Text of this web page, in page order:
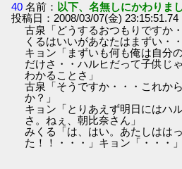
40 名前： 以下、名無しにかわりま
投稿日：2008/03/07(金)
古泉「どうするおつもりですか
くるはいいがあなたはまずい・・
キョン「まずいも何も俺は自分
だけさ・・ハルヒだって子供じ
わかることさ」
古泉「そうですか・・・これか
か？」
キョン「とりあえず明日にはハ
さ。ねぇ、朝比奈さん」
みくる「は、はい。あたしはは
た！！・・・」キョン「・・・」